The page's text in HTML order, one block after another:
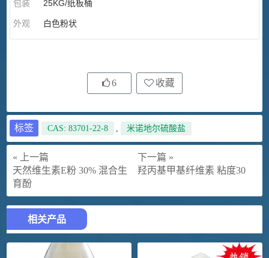
包装 25KG/纸板桶
外观 白色粉状
6 收藏
标签 CAS: 83701-22-8 , 米诺地尔硫酸盐
« 上一篇
天然维生素E粉 30% 混合生
育酚
下一篇 »
羟丙基甲基纤维素 粘度30
相关产品